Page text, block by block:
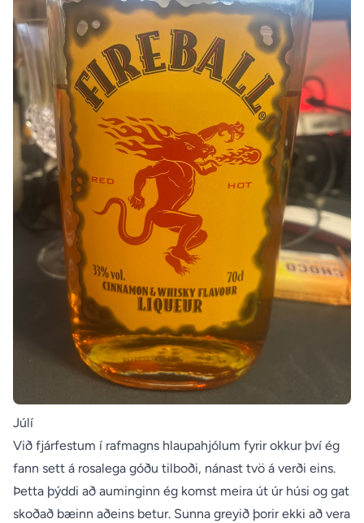
Júlí
Við fjárfestum í rafmagns hlaupahjólum fyrir okkur því ég
fann sett á rosalega góðu tilboði, nánast tvö á verði eins.
Þetta þýddi að auminginn ég komst meira út úr húsi og gat
skoðað bæinn aðeins betur. Sunna greyið þorir ekki að vera